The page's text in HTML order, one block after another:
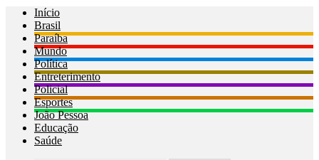
Início
Brasil
Paraíba
Mundo
Política
Entreterimento
Policial
Esportes
João Pessoa
Educação
Saúde